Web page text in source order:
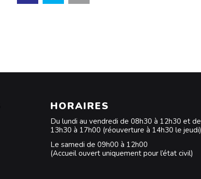
HORAIRES
Du lundi au vendredi de 08h30 à 12h30 et de
13h30 à 17h00 (réouverture à 14h30 le jeudi)
Le samedi de 09h00 à 12h00
(Accueil ouvert uniquement pour l’état civil)